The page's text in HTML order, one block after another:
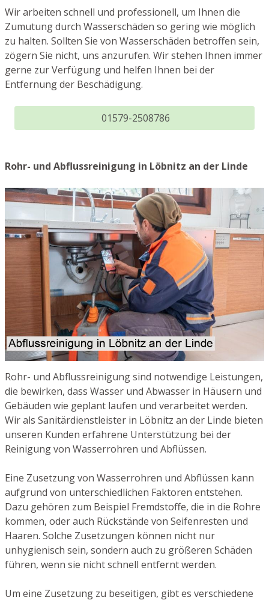
Wir arbeiten schnell und professionell, um Ihnen die
Zumutung durch Wasserschäden so gering wie möglich
zu halten. Sollten Sie von Wasserschäden betroffen sein,
zögern Sie nicht, uns anzurufen. Wir stehen Ihnen immer
gerne zur Verfügung und helfen Ihnen bei der
Entfernung der Beschädigung.
01579-2508786
Rohr- und Abflussreinigung in Löbnitz an der Linde
Rohr- und Abflussreinigung sind notwendige Leistungen,
die bewirken, dass Wasser und Abwasser in Häusern und
Gebäuden wie geplant laufen und verarbeitet werden.
Wir als Sanitärdienstleister in Löbnitz an der Linde bieten
unseren Kunden erfahrene Unterstützung bei der
Reinigung von Wasserrohren und Abflüssen.
Eine Zusetzung von Wasserrohren und Abflüssen kann
aufgrund von unterschiedlichen Faktoren entstehen.
Dazu gehören zum Beispiel Fremdstoffe, die in die Rohre
kommen, oder auch Rückstände von Seifenresten und
Haaren. Solche Zusetzungen können nicht nur
unhygienisch sein, sondern auch zu größeren Schäden
führen, wenn sie nicht schnell entfernt werden.
Um eine Zusetzung zu beseitigen, gibt es verschiedene